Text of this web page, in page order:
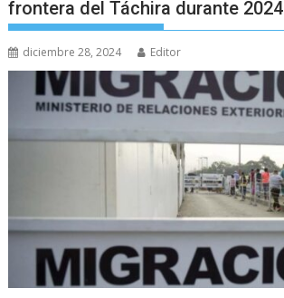
frontera del Táchira durante 2024
diciembre 28, 2024 Editor